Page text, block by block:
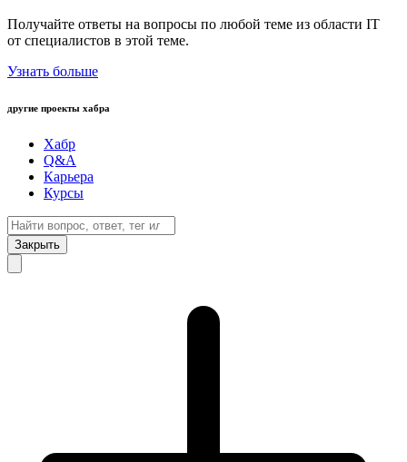
Получайте ответы на вопросы по любой теме из области IT
от специалистов в этой теме.
Узнать больше
другие проекты хабра
Хабр
Q&A
Карьера
Курсы
Закрыть